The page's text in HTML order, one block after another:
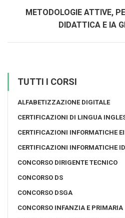
METODOLOGIE ATTIVE,
DIDATTICA E IA
TUTTI I CORSI
ALFABETIZZAZIONE DIGITALE
CERTIFICAZIONI DI LINGUA
CERTIFICAZIONI INFORMATICHE
CERTIFICAZIONI INFORMATICHE
CONCORSO DIRIGENTE TECNICO
CONCORSO DS
CONCORSO DSGA
CONCORSO INFANZIA E PRIMARIA